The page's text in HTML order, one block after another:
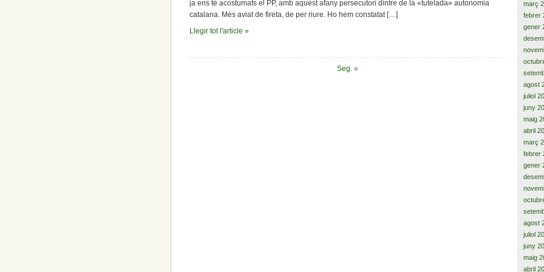
progrés
ja ens té acostumats el PP, amb aquest afany persecutori dintre de la «tutelada» autonomia
catalana. Més aviat de fireta, de per riure. Ho hem constatat […]
Llegir tot l'article »
Seg. »
març
febrer
gener
agost
juliol
juny
maig
abril
març
febrer
gener
agost
juliol
juny
maig
abril